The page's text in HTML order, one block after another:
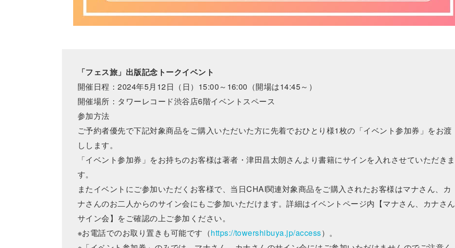
「フェス旅」出版記念トークイベント
開催日程：2024年5月12日（日）15:00～16:00（開場は14:45～）
開催場所：タワーレコード渋谷店6階イベントスペース
参加方法
ご予約者優先で下記対象商品をご購入いただいた方に先着でおひとり様1枚の「イベント参加券」をお渡
しします。
「イベント参加券」をお持ちのお客様は著者・津田昌太朗さんより書籍にサインを入れさせていただきま
す。
またイベントにご参加いただくお客様で、当日CHAI関連対象商品をご購入されたお客様はマナさん、カ
ナさんのお二人からのサイン会にもご参加いただけます。詳細はイベントページ内【マナさん、カナさん
サイン会】をご確認の上ご参加ください。
※お電話でのお取り置きも可能です（https://towershibuya.jp/access）。